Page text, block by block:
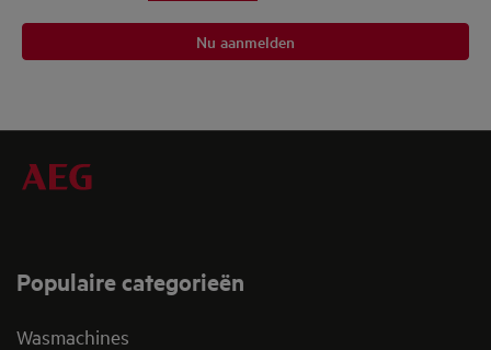
Nu aanmelden
Populaire categorieën
Wasmachines